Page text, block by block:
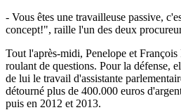
- Vous êtes une travailleuse passive,
concept!", raille l'un des deux
Tout l'après-midi, Penelope et
roulant de questions. Pour la défense,
de lui le travail d'assistante
détourné plus de 400.000 euros
puis en 2012 et 2013.